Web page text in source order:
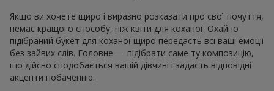
Якщо ви хочете щиро і виразно розказати про свої почуття,
немає кращого способу, ніж квіти для коханої. Охайно
підібраний букет для коханої щиро передасть всі ваші емоції
без зайвих слів. Головне — підібрати саме ту композицію,
що дійсно сподобається вашій дівчині і задасть відповідні
акценти побаченню.